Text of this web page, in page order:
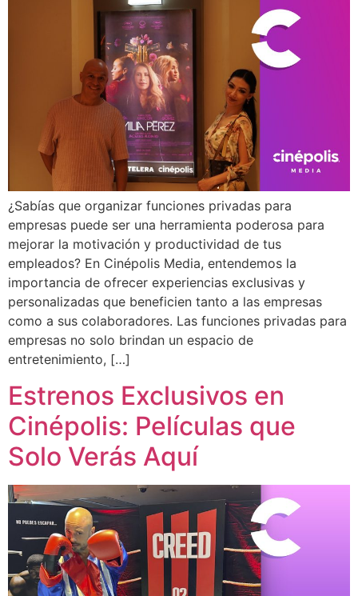
¿Sabías que organizar funciones privadas para
empresas puede ser una herramienta poderosa para
mejorar la motivación y productividad de tus
empleados? En Cinépolis Media, entendemos la
importancia de ofrecer experiencias exclusivas y
personalizadas que beneficien tanto a las empresas
como a sus colaboradores. Las funciones privadas para
empresas no solo brindan un espacio de
entretenimiento, […]
Estrenos Exclusivos en
Cinépolis: Películas que
Solo Verás Aquí